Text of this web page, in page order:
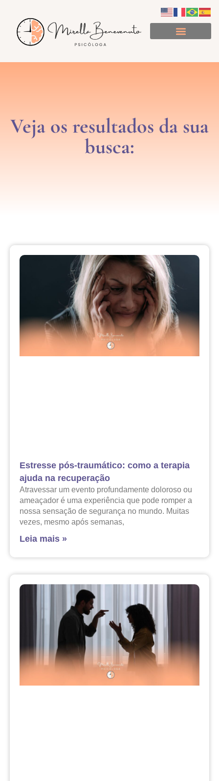
Veja os resultados da sua
busca:
Estresse pós-traumático: como a terapia
ajuda na recuperação
Atravessar um evento profundamente doloroso ou
ameaçador é uma experiência que pode romper a
nossa sensação de segurança no mundo. Muitas
vezes, mesmo após semanas,
Leia mais »